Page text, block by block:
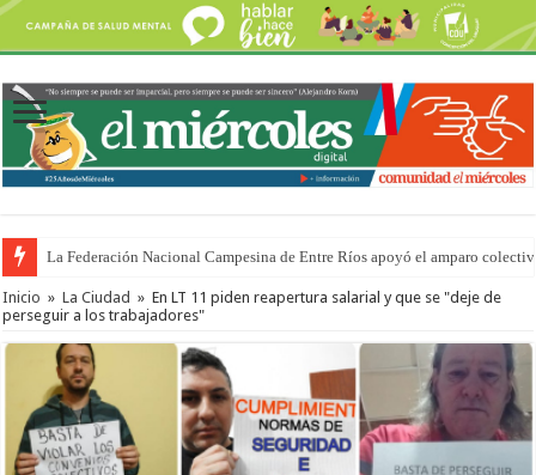
La Federación Nacional Campesina de Entre Ríos apoyó el amparo
Con cambios a último momento, aprobaron la ley de propiedad privada
Inicio » La Ciudad » En LT 11 piden reapertura salarial y que se "deje de
perseguir a los trabajadores"